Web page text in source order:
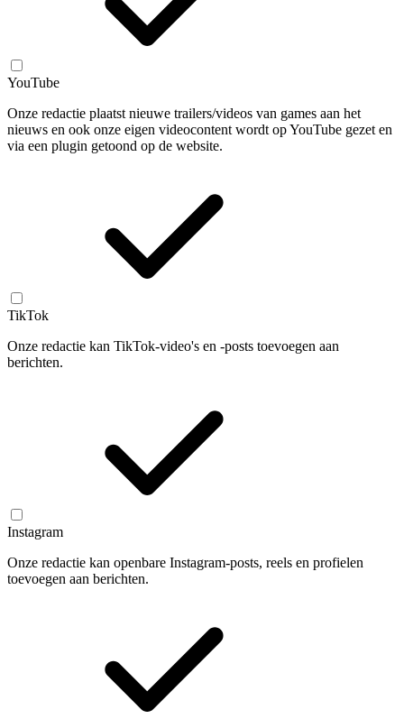
YouTube
Onze redactie plaatst nieuwe trailers/videos van games aan het
nieuws en ook onze eigen videocontent wordt op YouTube gezet en
via een plugin getoond op de website.
TikTok
Onze redactie kan TikTok-video's en -posts toevoegen aan
berichten.
Instagram
Onze redactie kan openbare Instagram-posts, reels en profielen
toevoegen aan berichten.